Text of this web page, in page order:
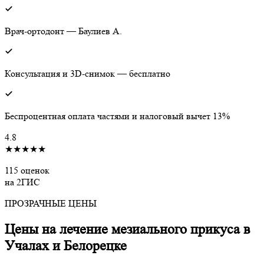
Врач-ортодонт — Баулиев А.
Консультация и 3D-снимок — бесплатно
Беспроцентная оплата частями и налоговый вычет 13%
4.8
★★★★★
115 оценок
на 2ГИС
ПРОЗРАЧНЫЕ ЦЕНЫ
Цены на лечение мезиального прикуса в
Учалах и Белорецке